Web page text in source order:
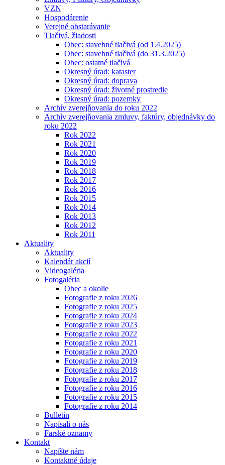
VZN
Hospodárenie
Verejné obstarávanie
Tlačivá, žiadosti
Obec: stavebné tlačivá (od 1.4.2025)
Obec: stavebné tlačivá (do 31.3.2025)
Obec: ostatné tlačivá
Okresný úrad: kataster
Okresný úrad: doprava
Okresný úrad: životné prostredie
Okresný úrad: pozemky
Archív zverejňovania do roku 2022
Archív zverejňovania zmluvy, faktúry, objednávky do
roku 2022
Rok 2022
Rok 2021
Rok 2020
Rok 2019
Rok 2018
Rok 2017
Rok 2016
Rok 2015
Rok 2014
Rok 2013
Rok 2012
Rok 2011
Aktuality
Aktuality
Kalendár akcií
Videogaléria
Fotogaléria
Obec a okolie
Fotografie z roku 2026
Fotografie z roku 2025
Fotografie z roku 2024
Fotografie z roku 2023
Fotografie z roku 2022
Fotografie z roku 2021
Fotografie z roku 2020
Fotografie z roku 2019
Fotografie z roku 2018
Fotografie z roku 2017
Fotografie z roku 2016
Fotografie z roku 2015
Fotografie z roku 2014
Bulletin
Napísali o nás
Farské oznamy
Kontakt
Napíšte nám
Kontaktné údaje